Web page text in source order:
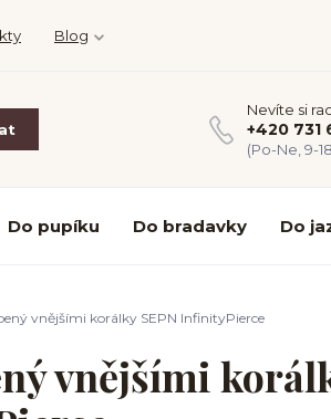
Blog
Nevíte si
+420 731
(Po-Ne, 9-
Do pupíku Do bradavky Do
vnějšími korálky SEPN InfinityPierce
vnějšími